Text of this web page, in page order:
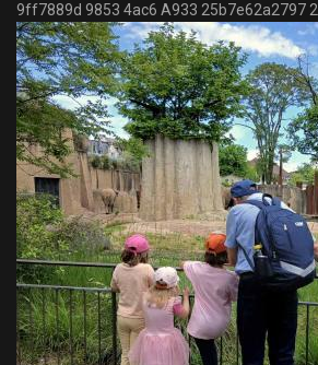
9ff7889d 9853 4ac6 A933 25b7e62a2797 2